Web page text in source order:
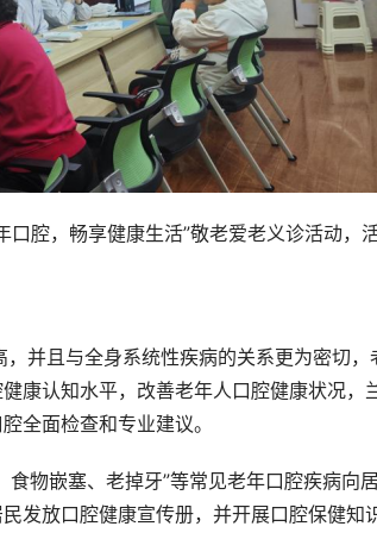
腔，畅享健康生活”敬老爱老义诊活动，
并且与全身系统性疾病的关系更为密切，
康认知水平，改善老年人口腔健康状况，
全面检查和专业建议。
物嵌塞、老掉牙”等常见老年口腔疾病向
发放口腔健康宣传册，并开展口腔保健知